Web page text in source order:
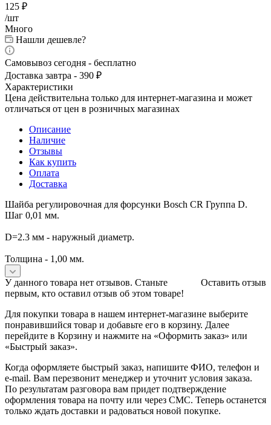
125 ₽
/шт
Много
Нашли дешевле?
Самовывоз сегодня - бесплатно
Доставка завтра - 390 ₽
Характеристики
Цена действительна только для интернет-магазина и может
отличаться от цен в розничных магазинах
Описание
Наличие
Отзывы
Как купить
Оплата
Доставка
Шайба регулировочная для форсунки Bosch CR Группа D.
Шаг 0,01 мм.
D=2.3 мм - наружный диаметр.
Толщина - 1,00 мм.
Оставить отзыв
У данного товара нет отзывов. Станьте
первым, кто оставил отзыв об этом товаре!
Для покупки товара в нашем интернет-магазине выберите
понравившийся товар и добавьте его в корзину. Далее
перейдите в Корзину и нажмите на «Оформить заказ» или
«Быстрый заказ».
Когда оформляете быстрый заказ, напишите ФИО, телефон и
e-mail. Вам перезвонит менеджер и уточнит условия заказа.
По результатам разговора вам придет подтверждение
оформления товара на почту или через СМС. Теперь останется
только ждать доставки и радоваться новой покупке.